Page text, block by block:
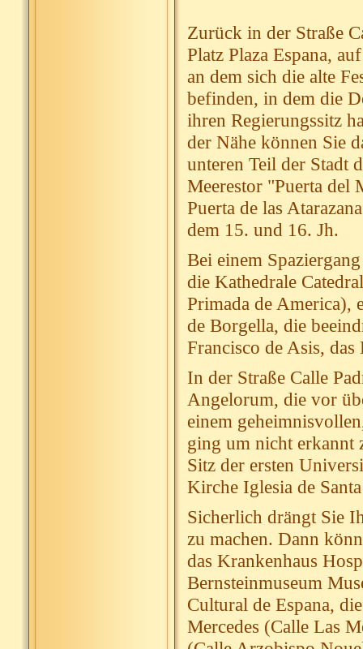
Zurück in der Straße
Platz Plaza Espana,
an dem sich die alte
befinden, in dem die
ihren Regierungssitz
der Nähe können Sie
unteren Teil der Stadt
Meerestor "Puerta del
Puerta de las
dem 15. und 16. Jh.
Bei einem
die Kathedrale
Primada de America),
de Borgella, die
Francisco de Asis,
In der Straße Calle
Angelorum, die vor
einem
ging um nicht erkannt
Sitz der ersten
Kirche Iglesia de
Sicherlich drängt Sie
zu machen. Dann
das Krankenhaus
Bernsteinmuseum
Cultural de Espana,
Mercedes (Calle Las